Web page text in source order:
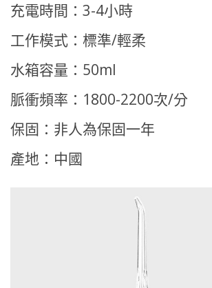
充電時間：3-4小時
工作模式：標準/輕柔
水箱容量：50ml
脈衝頻率：1800-2200次/分
保固：非人為保固一年
產地：中國